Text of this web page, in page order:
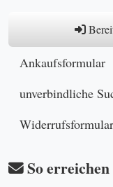
Ankaufsformular
unverbindliche
Widerrufsformular
So erreichen